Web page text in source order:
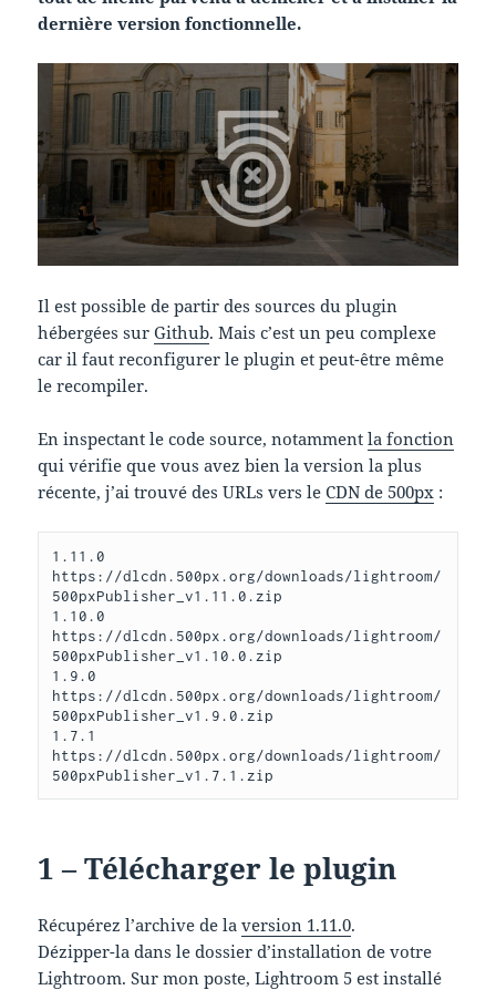
dernière version fonctionnelle.
Il est possible de partir des sources du plugin
hébergées surGithub. Mais c’est un peu complexe
car il faut reconfigurer le plugin et peut-être même
le recompiler.
En inspectant le code source, notammentla fonction
qui vérifie que vous avez bien la version la plus
récente, j’ai trouvé des URLs vers leCDN de 500px :
1.11.0
https://dlcdn.500px.org/downloads/lightroom/
500pxPublisher_v1.11.0.zip
1.10.0
https://dlcdn.500px.org/downloads/lightroom/
500pxPublisher_v1.10.0.zip
1.9.0
https://dlcdn.500px.org/downloads/lightroom/
500pxPublisher_v1.9.0.zip
1.7.1
https://dlcdn.500px.org/downloads/lightroom/
500pxPublisher_v1.7.1.zip
1 – Télécharger le plugin
Récupérez l’archive de laversion 1.11.0.
Dézipper-la dans le dossier d’installation de votre
Lightroom. Sur mon poste, Lightroom 5 est installé